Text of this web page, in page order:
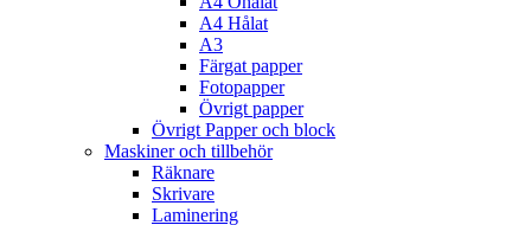
A4 Hålat
A3
Färgat papper
Fotopapper
Övrigt papper
Övrigt Papper och block
Maskiner och tillbehör
Räknare
Skrivare
Laminering